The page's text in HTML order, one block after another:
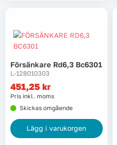
Outlet
Hem
Varumärken
Försänkare Rd6,3 Bc6301
L-128010303
451,25 kr
Pris inkl. moms
Skickas omgående
Lägg i varukorgen